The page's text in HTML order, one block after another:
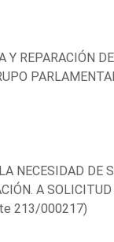
Y REPARACIÓN
NECESIDAD DE
A SOLICITUD
213/000217)